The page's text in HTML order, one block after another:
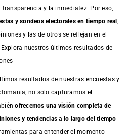
y la inmediatez. Por eso,
y sondeos electorales en tiempo real
y las de otros se reflejan en el
nuestros últimos resultados de
resultados de nuestras encuestasy
no solo capturamos el
ofrecemos una visión completa de
y tendencias a lo largo del tiempo
para entender el momento